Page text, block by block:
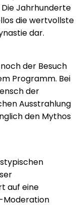
Jahrhunderte
die wertvollste
dar.
der Besuch
Programm. Bei
der
Ausstrahlung
den Mythos
auf eine
Moderation